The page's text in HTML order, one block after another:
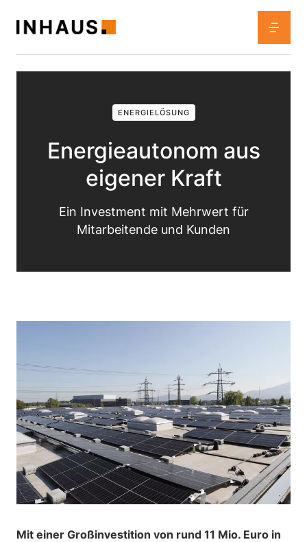
ENERGIELÖSUNG
Energieautonom aus
eigener Kraft
Ein Investment mit Mehrwert für
Mitarbeitende und Kunden
Mit einer Großinvestition von rund 11 Mio. Euro in